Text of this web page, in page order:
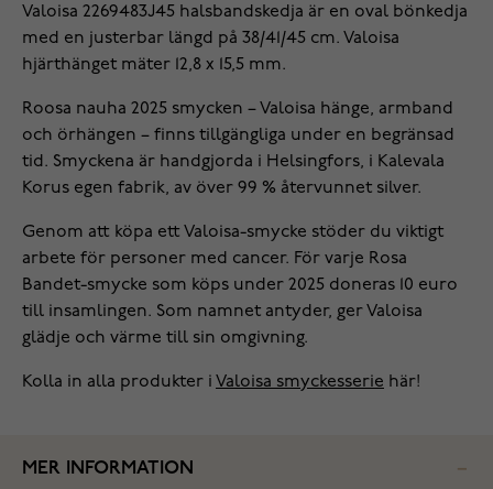
Valoisa 2269483J45 halsbandskedja är en oval bönkedja
med en justerbar längd på 38/41/45 cm. Valoisa
hjärthänget mäter 12,8 x 15,5 mm.
Roosa nauha 2025 smycken – Valoisa hänge, armband
och örhängen – finns tillgängliga under en begränsad
tid. Smyckena är handgjorda i Helsingfors, i Kalevala
Korus egen fabrik, av över 99 % återvunnet silver.
Genom att köpa ett Valoisa-smycke stöder du viktigt
arbete för personer med cancer. För varje Rosa
Bandet-smycke som köps under 2025 doneras 10 euro
till insamlingen. Som namnet antyder, ger Valoisa
glädje och värme till sin omgivning.
Kolla in alla produkter i Valoisa smyckesserie här!
MER INFORMATION